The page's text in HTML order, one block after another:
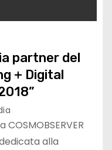
partner del
+ Digital
alla